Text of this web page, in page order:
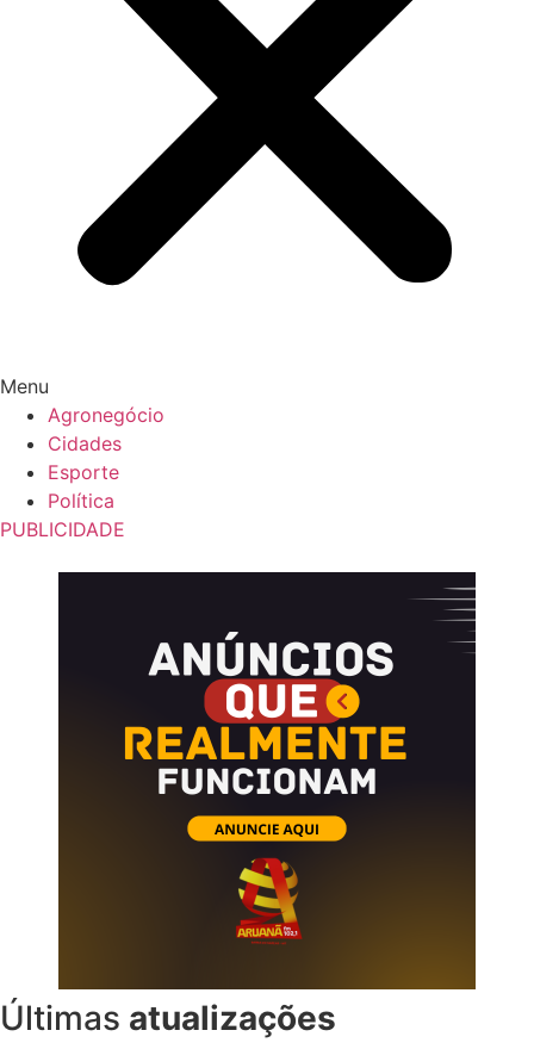
Menu
Agronegócio
Cidades
Esporte
Política
PUBLICIDADE
Últimas atualizações